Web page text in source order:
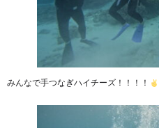
みんなで手つなぎハイチーズ！！！！